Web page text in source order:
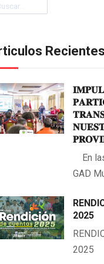
Recientes
En
GAD
2025
2025